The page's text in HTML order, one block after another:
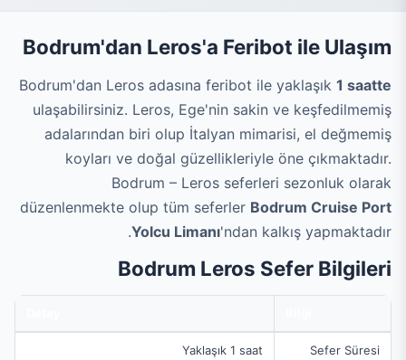
Bodrum'dan Leros'a Feribot ile Ulaşım
Bodrum'dan Leros adasına feribot ile yaklaşık 1 saatte
ulaşabilirsiniz. Leros, Ege'nin sakin ve keşfedilmemiş
adalarından biri olup İtalyan mimarisi, el değmemiş
koyları ve doğal güzellikleriyle öne çıkmaktadır.
Bodrum – Leros seferleri sezonluk olarak
düzenlenmekte olup tüm seferler Bodrum Cruise Port
Yolcu Limanı'ndan kalkış yapmaktadır.
Bodrum Leros Sefer Bilgileri
Sefer Süresi
Yaklaşık 1 saat